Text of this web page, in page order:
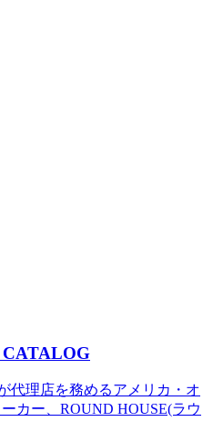
CATALOG
代理店を務めるアメリカ・オ
カー、ROUND HOUSE(ラウ